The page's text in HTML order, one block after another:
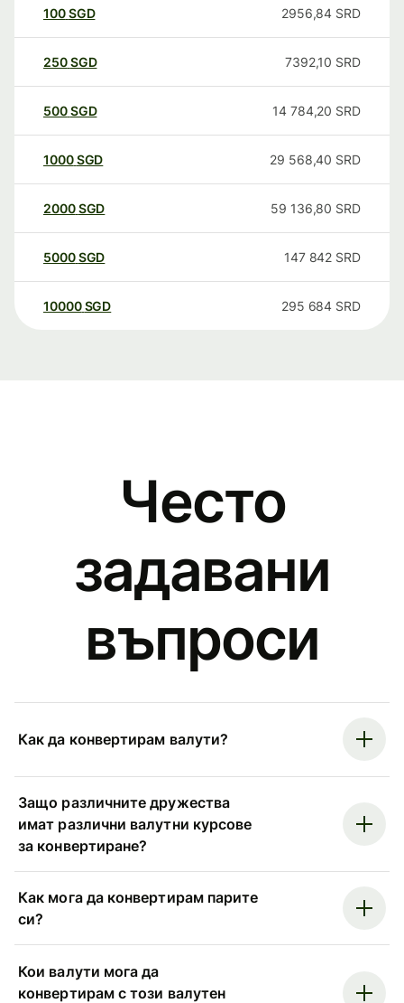
100SGD 2956,84 SRD
250SGD 7392,10 SRD
500SGD 14 784,20 SRD
1000SGD 29 568,40 SRD
2000SGD 59 136,80 SRD
5000SGD 147 842 SRD
10000 SGD 295 684 SRD
Често
задавани
въпроси
Как да конвертирам валути?
Защо различните дружества
имат различни валутни курсове
за конвертиране?
Как мога да конвертирам парите
си?
Кои валути мога да
конвертирам с този валутен